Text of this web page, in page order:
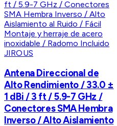
JIROUS
Antena Direccional de
Alto Rendimiento / 33.0 ±
1 dBi / 3 ft / 5.9-7 GHz /
Conectores SMA Hembra
Inverso / Alto Aislamiento